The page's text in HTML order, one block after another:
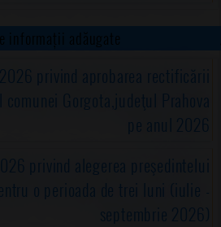
informații adăugate
privind aprobarea rectificării
Gorgota,judeţul Prahova
pe anul 2026
privind alegerea preşedintelui
o perioada de trei luni (iulie -
septembrie 2026)